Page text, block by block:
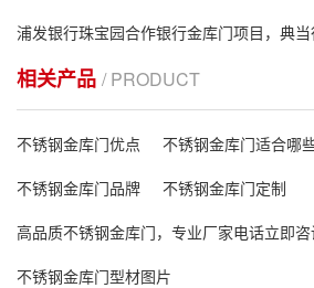
浦发银行珠宝园合作银行金库门项目，典
相关产品 / PRODUCT
不锈钢金库门优点
不锈钢金库门适合哪
不锈钢金库门品牌
不锈钢金库门定制
高品质不锈钢金库门，专业厂家电话立即咨
不锈钢金库门型材图片